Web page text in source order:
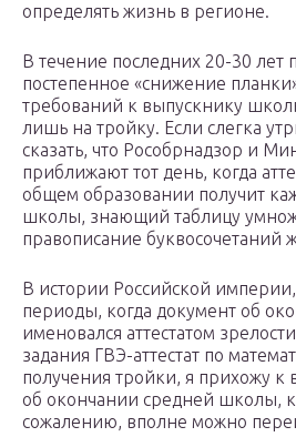
определять жизнь в регионе.
В течение последних 20-30 лет
постепенное «снижение
требований к выпускнику
лишь на тройку. Если слегка
сказать, что Рособрнадзор и
приближают тот день, когда
общем образовании получит
школы, знающий таблицу
правописание буквосочетаний
В истории Российской
периоды, когда документ об
именовался аттестатом
задания ГВЭ-аттестат по
получения тройки, я прихожу к
об окончании средней школы,
сожалению, вполне можно